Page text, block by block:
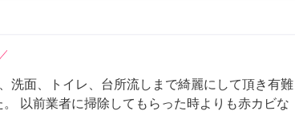
洗面、トイレ、台所流しまで綺麗にして頂き有難
。 以前業者に掃除してもらった時よりも赤カビな